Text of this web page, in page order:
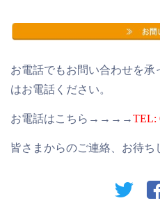
お電話でもお問い合わせを
はお電話ください。
お電話はこちら→→→→TEL:
皆さまからのご連絡、お待ち
twitter